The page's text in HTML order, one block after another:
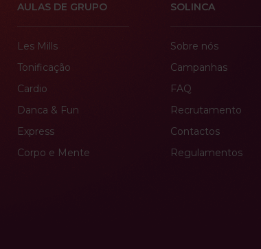
AULAS DE GRUPO
Les Mills
Tonificação
Cardio
Danca & Fun
Express
Corpo e Mente
SOLINCA
Sobre nós
Campanhas
FAQ
Recrutamento
Contactos
Regulamentos